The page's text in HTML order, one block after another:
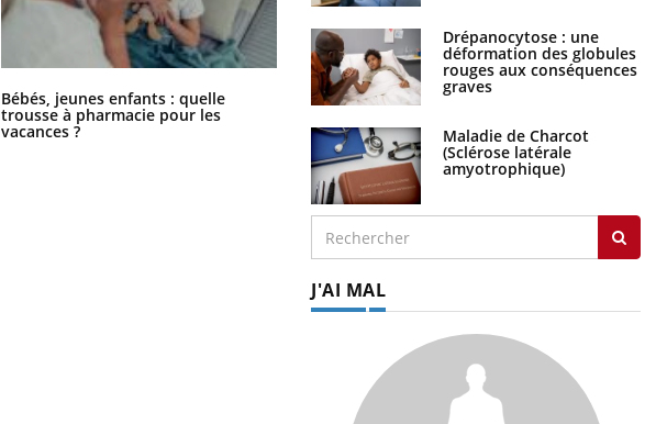
Bébés, jeunes enfants : quelle
trousse à pharmacie pour les
vacances ?
Syndrome métabolique : quels sont
les meilleurs exercices physiques ?
Drépanocytose : une
déformation des globules
rouges aux conséquences
graves
Maladie de Charcot
(Sclérose latérale
amyotrophique)
J'AI MAL